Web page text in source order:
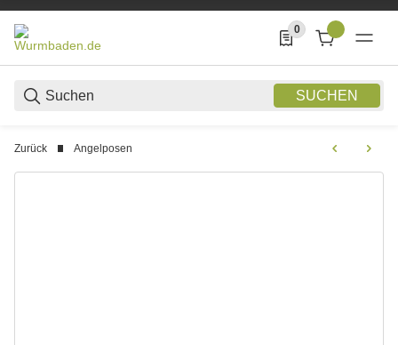
SUCHEN
0
0 Produkte in der
Zurück Angelposen